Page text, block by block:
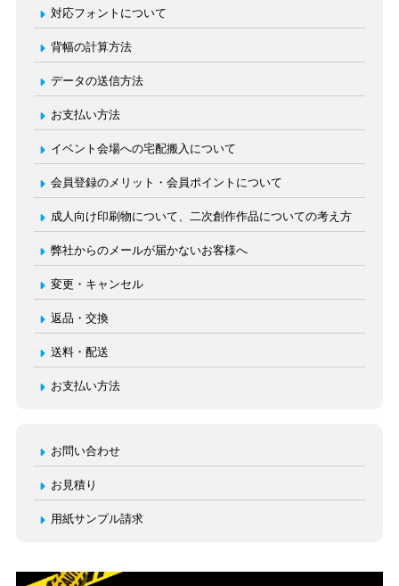
対応フォントについて
背幅の計算方法
データの送信方法
お支払い方法
イベント会場への宅配搬入について
会員登録のメリット・会員ポイントについて
成人向け印刷物について、二次創作作品についての考え方
弊社からのメールが届かないお客様へ
変更・キャンセル
返品・交換
送料・配送
お支払い方法
お問い合わせ
お見積り
用紙サンプル請求